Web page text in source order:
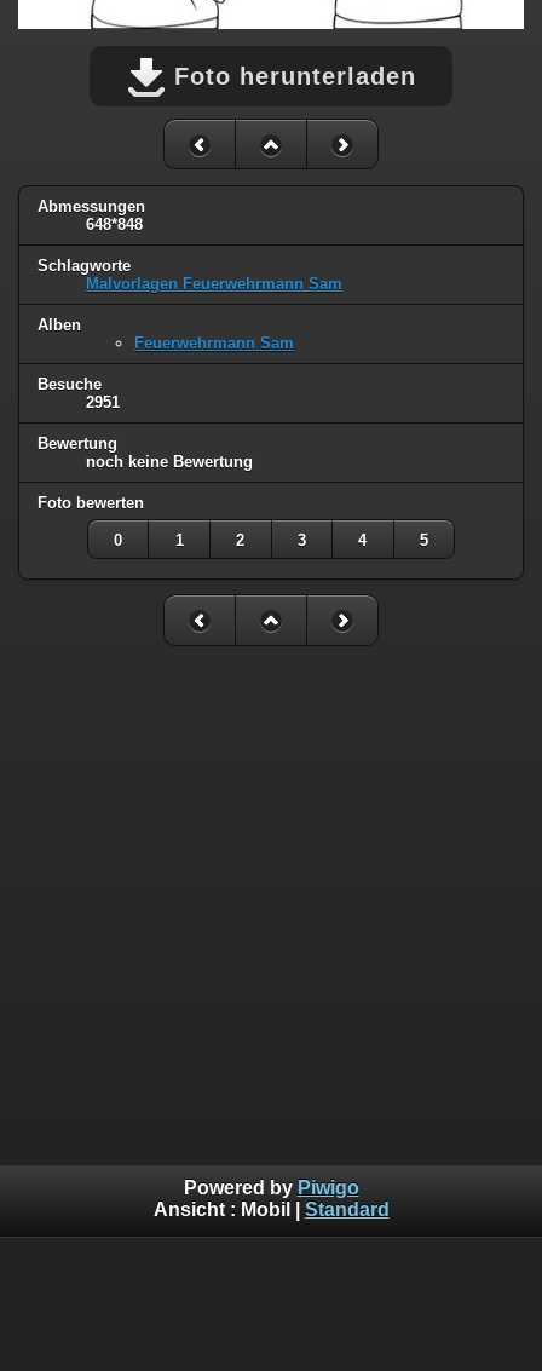
Foto herunterladen
Abmessungen
648*848
Schlagworte
Malvorlagen Feuerwehrmann Sam
Alben
Feuerwehrmann Sam
Besuche
2951
Bewertung
noch keine Bewertung
Foto bewerten
0 1 2 3 4 5
Powered by Piwigo
Ansicht : Mobil Standard